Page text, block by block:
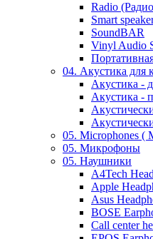
Radio
Smart
SoundBAR
Vinyl Audio
04. Акустика для
Акустика -
Акустика -
05. Microphones
05. Микрофоны
05. Наушники
A4Tech
Apple
Asus
BOSE
Call center